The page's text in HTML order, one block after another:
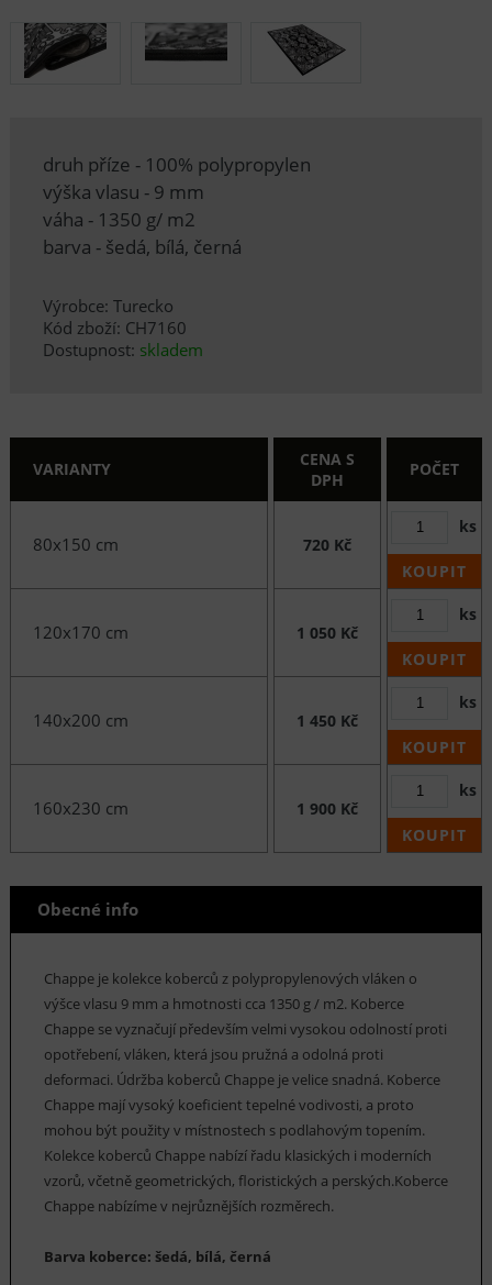
druh příze - 100% polypropylen
výška vlasu - 9 mm
váha - 1350 g/ m2
barva - šedá, bílá, černá
Výrobce: Turecko
Kód zboží: CH7160
Dostupnost: skladem
VARIANTY
CENA S
DPH
POČET
80x150 cm 720 Kč
ks
KOUPIT
120x170 cm 1 050 Kč
ks
KOUPIT
140x200 cm 1 450 Kč
ks
KOUPIT
160x230 cm 1 900 Kč
ks
KOUPIT
Obecné info
Chappe je kolekce koberců z polypropylenových vláken o
výšce vlasu 9 mm a hmotnosti cca 1350 g / m2. Koberce
Chappe se vyznačují především velmi vysokou odolností proti
opotřebení, vláken, která jsou pružná a odolná proti
deformaci. Údržba koberců Chappe je velice snadná. Koberce
Chappe mají vysoký koeficient tepelné vodivosti, a proto
mohou být použity v místnostech s podlahovým topením.
Kolekce koberců Chappe nabízí řadu klasických i moderních
vzorů, včetně geometrických, floristických a perských.Koberce
Chappe nabízíme v nejrůznějších rozměrech.
Barva koberce: šedá, bílá, černá